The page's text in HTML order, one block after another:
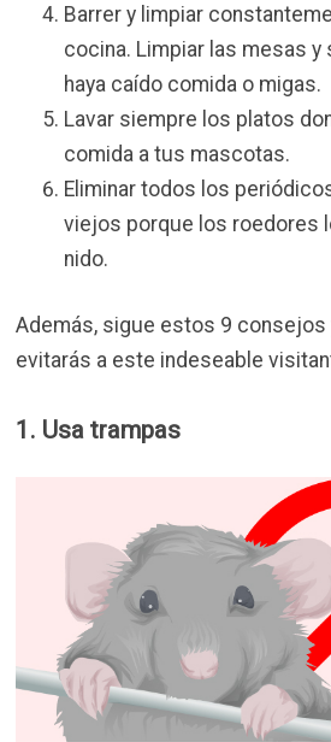
Barrer y limpiar
cocina. Limpiar las mesas
haya caído comida o migas.
Lavar siempre los platos
comida a tus mascotas.
Eliminar todos los
viejos porque los roedores
nido.
Además, sigue estos 9 consejos
evitarás a este indeseable
1. Usa trampas